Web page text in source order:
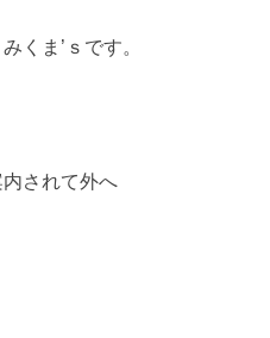
くま’ｓです。
されて外へ